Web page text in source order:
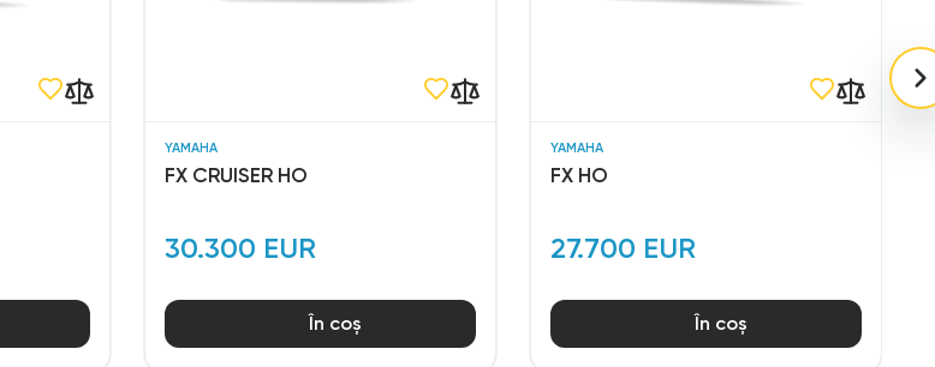
YAMAHA
FX CRUISER HO
30.300 EUR
În coș
YAMAHA
FX HO
27.700 EUR
În coș